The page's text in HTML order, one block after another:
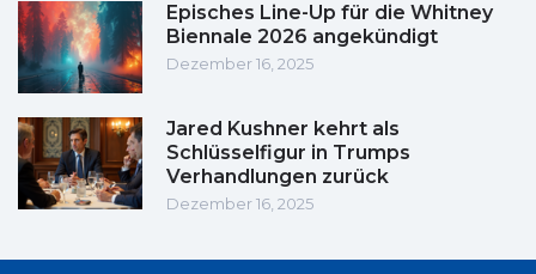
Episches Line-Up für die Whitney
Biennale 2026 angekündigt
Dezember 16, 2025
Jared Kushner kehrt als
Schlüsselfigur in Trumps
Verhandlungen zurück
Dezember 16, 2025